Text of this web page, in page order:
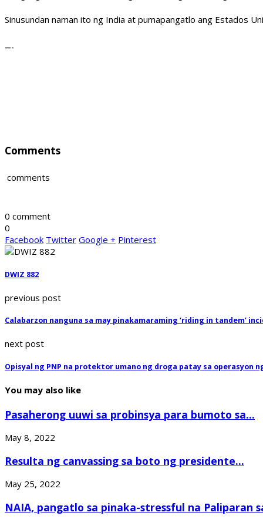
Sinusundan naman ito ng India at pumapangatlo ang Estados
—-
Comments
comments
0 comment
0
Facebook Twitter Google + Pinterest
DWIZ 882
previous post
Calabarzon nanguna sa may pinakamaraming ‘riding in tandem’
next post
Opisyal ng PNP na protektor umano ng droga patay sa operasyon
You may also like
Pasaherong uuwi sa probinsya para bumoto sa...
May 8, 2022
Resulta ng canvassing sa boto ng presidente...
May 25, 2022
NAIA, pangatlo sa pinaka-stressful na Paliparan